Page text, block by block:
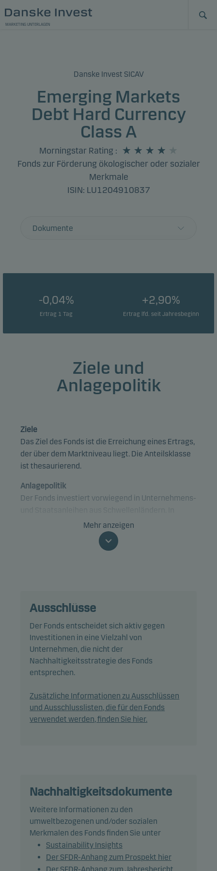
MARKETING UNTERLAGEN
Danske Invest SICAV
Emerging Markets
Debt Hard Currency
Class A
Morningstar Rating :
Fonds zur Förderung ökologischer oder sozialer
Merkmale
ISIN: LU1204910837
Dokumente
-0,04%
Ertrag 1 Tag
+2,90%
Ertrag lfd. seit Jahresbeginn
Ziele und
Anlagepolitik
Ziele
Das Ziel des Fonds ist die Erreichung eines Ertrags,
der über dem Marktniveau liegt. Die Anteilsklasse
ist thesaurierend.
Anlagepolitik
Der Fonds investiert vorwiegend in Unternehmens-
geringem Umfang kann der Fonds in Anleihen
investieren, die in der Europäischen Union oder den
Screening, Ausschlüssen, Investmentanalysen,
Fonds folgt den Richtlinien für
verantwortungsvolles Investieren von Danske
Invest.
Prozentsatz des Nettovermögens in die folgenden
Anlageinstrumente investieren oder auf diese
Anlageinstrumente ausgerichtet sein:
Durch die aktive Verwaltung des Fondsportfolios
überdurchschnittliche Investmentmerkmale
aufzuweisen scheinen.
Grundsätzlich wird erwartet, dass die Positionen
des Fonds und damit seine Wertentwicklung
Mehr anzeigen
Ausschlüsse
Der Fonds entscheidet sich aktiv gegen
Investitionen in eine Vielzahl von
Unternehmen, die nicht der
Nachhaltigkeitsstrategie des Fonds
entsprechen.
Zusätzliche Informationen zu Ausschlüssen
und Ausschlusslisten, die für den Fonds
verwendet werden, finden Sie hier.
Nachhaltigkeitsdokumente
Weitere Informationen zu den
umweltbezogenen und/oder sozialen
Merkmalen des Fonds finden Sie unter
Sustainability Insights
Der SFDR-Anhang zum Prospekt hier